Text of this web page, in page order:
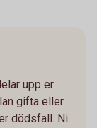
upp er
gifta eller
dödsfall. Ni